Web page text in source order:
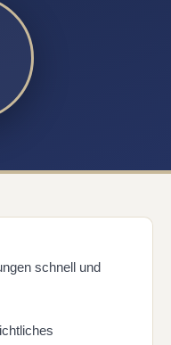
schnell und